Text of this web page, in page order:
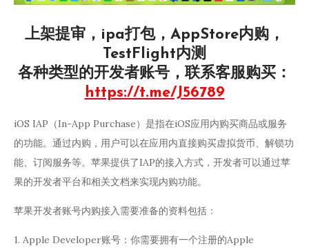
上架提审，ipa打包，AppStore内购，
TestFlight内测
各种类型的开发者账号，联系客服购买：
https://t.me/J56789
iOS IAP（In-App Purchase）是指在iOS应用内购买商品或服务
的功能。通过内购，用户可以在应用内直接购买虚拟货币、解锁功
能、订阅服务等。苹果提供了IAP的接入方式，开发者可以通过苹
果的开发者平台和相关文档来实现内购功能。
苹果开发者账号内购接入需要准备的资料包括：
1. Apple Developer账号：你需要拥有一个注册的Apple